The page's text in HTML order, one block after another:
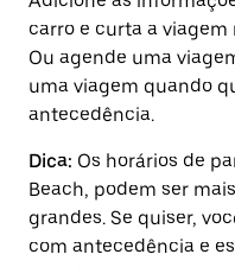
carro e curta a viagem
Ou agende uma
uma viagem quando
antecedência.
Dica: Os horários de
Beach, podem ser
grandes. Se quiser,
com antecedência e